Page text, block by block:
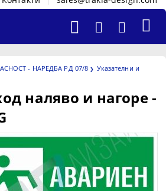
- НАРЕДБА РД 07/8
Указателни и
наляво и нагоре -